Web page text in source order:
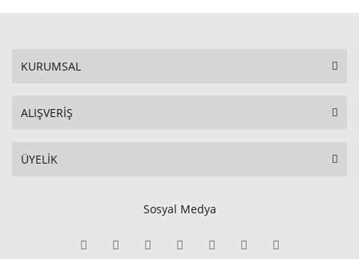
KURUMSAL
ALIŞVERİŞ
ÜYELİK
Sosyal Medya